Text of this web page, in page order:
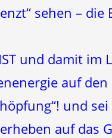
sehen – die
und damit
auf
und sei
auf das